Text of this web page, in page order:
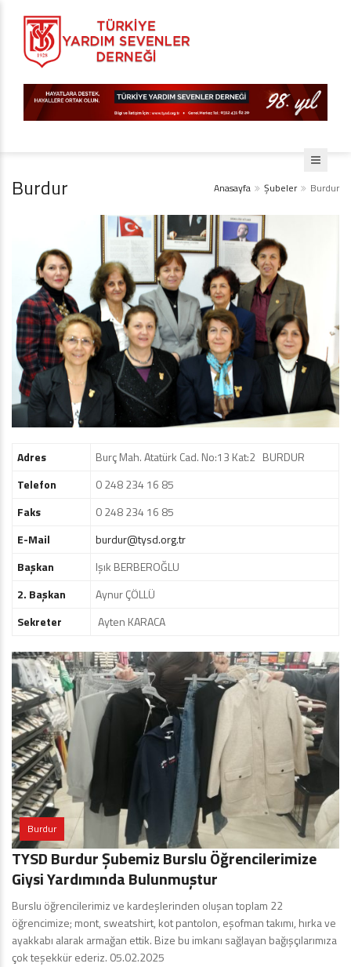
Burdur Anasayfa Şubeler Burdur
Adres
Burç Mah. Atatürk Cad. No:13 Kat:2 BURDUR
Telefon
0 248 234 16 85
Faks
0 248 234 16 85
E-Mail
burdur@tysd.org.tr
Başkan
Işık BERBEROĞLU
2. Başkan
Aynur ÇÖLLÜ
Sekreter
Ayten KARACA
Burdur
TYSD Burdur Şubemiz Burslu Öğrencilerimize
Giysi Yardımında Bulunmuştur
Burslu öğrencilerimiz ve kardeşlerinden oluşan toplam 22
öğrencimize; mont, sweatshirt, kot pantolon, eşofman takımı, hırka ve
ayakkabı alarak armağan ettik. Bize bu imkanı sağlayan bağışçılarımıza
çok teşekkür ederiz. 05.02.2025